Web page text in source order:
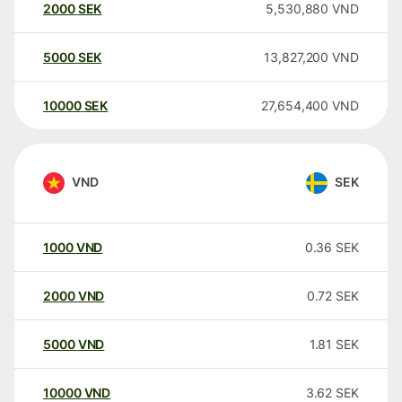
2000SEK 5,530,880 VND
5000SEK 13,827,200 VND
10000 SEK 27,654,400 VND
VND SEK
1000VND 0.36 SEK
2000VND 0.72 SEK
5000VND 1.81 SEK
10000 VND 3.62 SEK